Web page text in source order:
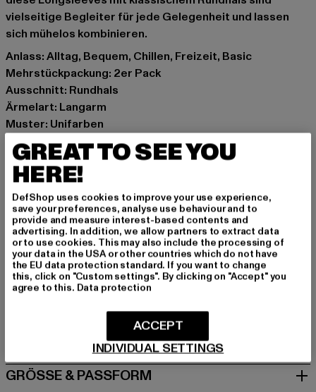
vielseitige Begleiter für jede Gelegenheit und lassen
sich mühelos kombinieren.
Anlass: Alltag, Bequem, Chillen, Freizeit, Basic
Mehrstückpackung: 2er Pack
Ausschnitt: Rundhals
Ärmelart: Langarm
Muster: Unifarben
Schnitt: schmal
Marke: Urban Classics
Kat.: Longsleeves
Farbe: schwarz, weiß
Hersteller Farbe: black+white
Materialzusammensetzung: 90% Baumwolle, 10%
Elasthan
Art.Nr: TB7088A-03102
Hersteller: TB International GmbH |
Dr.-Robert-Murjahn-Straße 7 | 64372 Ober-Ramstadt |
GRÖSSE & PASSFORM
GREAT TO SEE YOU
HERE!
DefShop uses cookies to improve your use experience,
save your preferences, analyse use behaviour and to
provide and measure interest-based contents and
advertising. In addition, we allow partners to extract data
or to use cookies. This may also include the processing of
your data in the USA or other countries which do not have
the EU data protection standard. If you want to change
this, click on "Custom settings". By clicking on "Accept" you
agree to this. Data protection
INDIVIDUAL SETTINGS
ACCEPT